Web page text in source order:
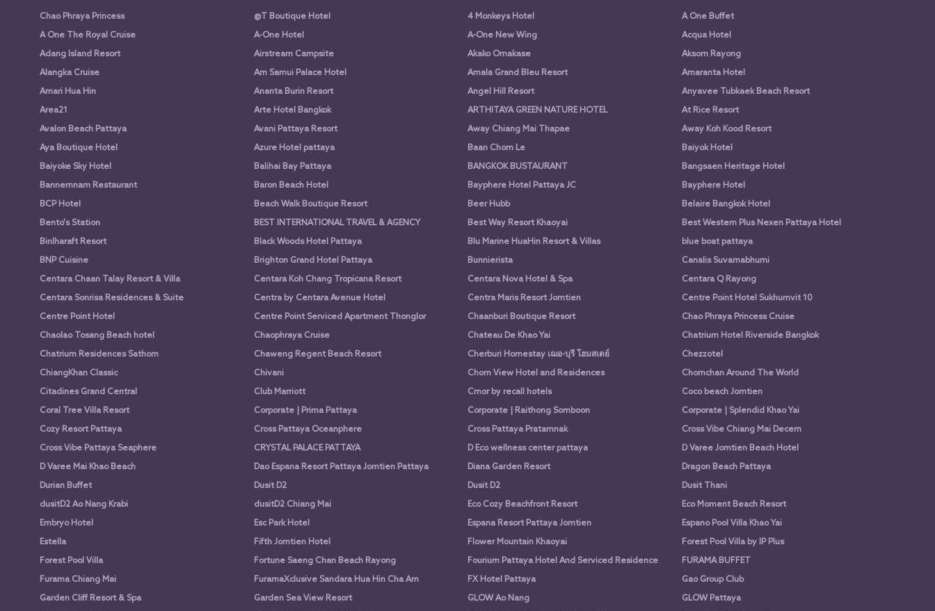
Chao Phraya Princess @T Boutique Hotel 4 Monkeys Hotel
A One Buffet
A One The Royal Cruise
A-One Hotel A-One New Wing
Acqua Hotel
Adang Island Resort
Airstream Campsite Akako Omakase
Aksorn Rayong
Alangka Cruise
Am Samui Palace Hotel Amala Grand Bleu Resort
Amaranta Hotel
Amari Hua Hin
Ananta Burin Resort Angel Hill Resort
Anyavee Tubkaek Beach Resort
Area21
Arte Hotel Bangkok ARTHITAYA GREEN NATURE HOTEL
At Rice Resort
Avalon Beach Pattaya
Avani Pattaya Resort Away Chiang Mai Thapae
Away Koh Kood Resort
Aya Boutique Hotel
Azure Hotel pattaya Baan Chom Le
Baiyok Hotel
Baiyoke Sky Hotel
Balihai Bay Pattaya BANGKOK BUSTAURANT
Bangsaen Heritage Hotel
Bannernnam Restaurant
Baron Beach Hotel Bayphere Hotel Pattaya JC
Bayphere Hotel
BCP Hotel
Beach Walk Boutique Resort Beer Hubb
Belaire Bangkok Hotel
Bento's Station
BEST INTERNATIONAL TRAVEL & AGENCY Best Way Resort Khaoyai
Best Western Plus Nexen Pattaya Hotel
Binlharaft Resort
Black Woods Hotel Pattaya Blu Marine HuaHin Resort & Villas
blue boat pattaya
BNP Cuisine
Brighton Grand Hotel Pattaya Bunnierista
Canalis Suvarnabhumi
Centara Chaan Talay Resort & Villa
Centara Koh Chang Tropicana Resort Centara Nova Hotel & Spa
Centara Q Rayong
Centara Sonrisa Residences & Suite
Centra by Centara Avenue Hotel Centra Maris Resort Jomtien
Centre Point Hotel Sukhumvit 10
Centre Point Hotel
Centre Point Serviced Apartment Thonglor Chaanburi Boutique Resort
Chao Phraya Princess Cruise
Chaolao Tosang Beach hotel
Chaophraya Cruise Chateau De Khao Yai
Chatrium Hotel Riverside Bangkok
Chatrium Residences Sathorn
Chaweng Regent Beach Resort Cherburi Homestay เฌอ-บุรี โฮมสเตย์
Chezzotel
ChiangKhan Classic
Chivani Chom View Hotel and Residences
Chomchan Around The World
Citadines Grand Central
Club Marriott Cmor by recall hotels
Coco beach Jomtien
Coral Tree Villa Resort
Corporate | Prima Pattaya Corporate | Raithong Somboon
Corporate | Splendid Khao Yai
Cozy Resort Pattaya
Cross Pattaya Oceanphere Cross Pattaya Pratamnak
Cross Vibe Chiang Mai Decem
Cross Vibe Pattaya Seaphere
CRYSTAL PALACE PATTAYA D Eco wellness center pattaya
D Varee Jomtien Beach Hotel
D Varee Mai Khao Beach
Dao Espana Resort Pattaya Jomtien Pattaya Diana Garden Resort
Dragon Beach Pattaya
Durian Buffet
Dusit D2 Dusit D2
Dusit Thani
dusitD2 Ao Nang Krabi
dusitD2 Chiang Mai Eco Cozy Beachfront Resort
Eco Moment Beach Resort
Embryo Hotel
Esc Park Hotel Espana Resort Pattaya Jomtien
Espano Pool Villa Khao Yai
Estella
Fifth Jomtien Hotel Flower Mountain Khaoyai
Forest Pool Villa by IP Plus
Forest Pool Villa
Fortune Saeng Chan Beach Rayong Fourium Pattaya Hotel And Serviced Residence
FURAMA BUFFET
Furama Chiang Mai
FuramaXclusive Sandara Hua Hin Cha Am FX Hotel Pattaya
Gao Group Club
Garden Cliff Resort & Spa
Garden Sea View Resort GLOW Ao Nang
GLOW Pattaya